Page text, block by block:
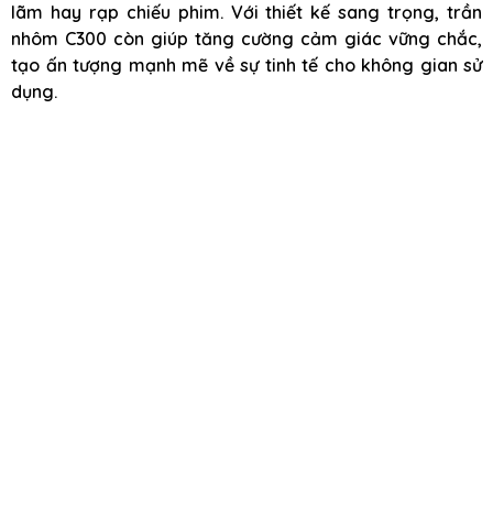
lãm hay rạp chiếu phim. Với thiết kế sang trọng, trần
nhôm C300 còn giúp tăng cường cảm giác vững chắc,
tạo ấn tượng mạnh mẽ về sự tinh tế cho không gian sử
dụng.